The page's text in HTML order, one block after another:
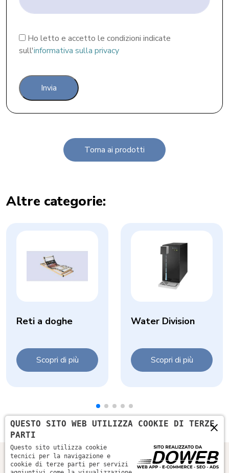
Ho letto e accetto le condizioni indicate
sull'informativa sulla privacy
Torna ai prodotti
Altre categorie:
Reti a doghe
Scopri di più
Water Division
Scopri di più
×
QUESTO SITO WEB UTILIZZA COOKIE DI TERZE
PARTI
Questo sito utilizza cookie
tecnici per la navigazione e
cookie di terze parti per servizi